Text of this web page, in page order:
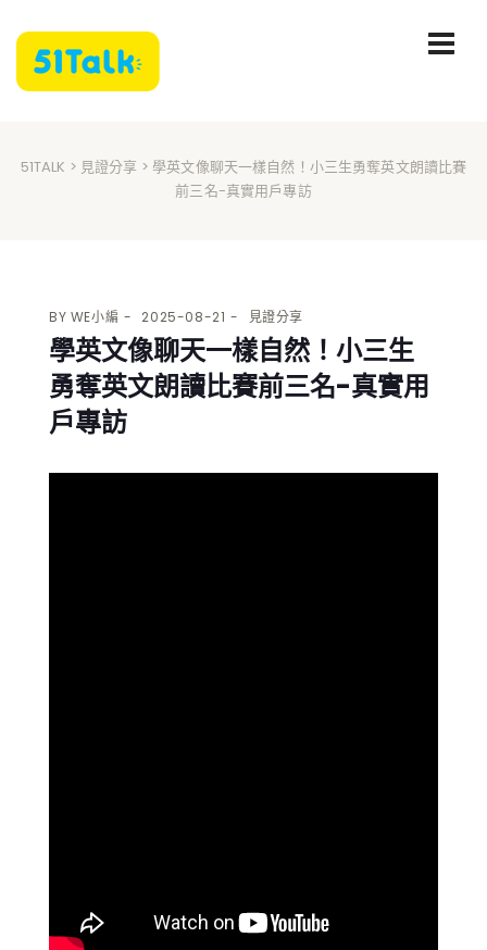
51TALK > 見證分享 > 學英文像聊天一樣自然！小三生勇奪英文朗讀比賽
前三名-真實用戶專訪
BY WE小編 2025-08-21 見證分享
學英文像聊天一樣自然！小三生
勇奪英文朗讀比賽前三名-真實用
戶專訪